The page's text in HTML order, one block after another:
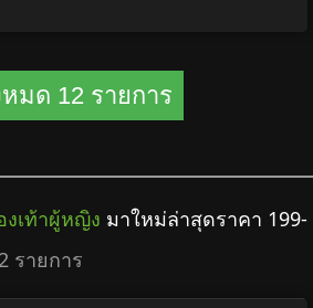
มด 12 รายการ
งเท้าผู้หญิง มาใหม่ล่าสุดราคา 199-
รายการ